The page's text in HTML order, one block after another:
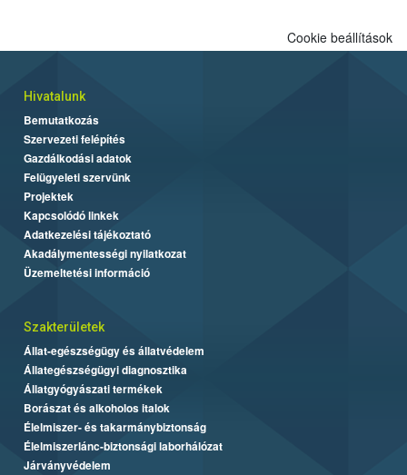
Cookie beállítások
Hivatalunk
Bemutatkozás
Szervezeti felépítés
Gazdálkodási adatok
Felügyeleti szervünk
Projektek
Kapcsolódó linkek
Adatkezelési tájékoztató
Akadálymentességi nyilatkozat
Üzemeltetési információ
Szakterületek
Állat-egészségügy és állatvédelem
Állategészségügyi diagnosztika
Állatgyógyászati termékek
Borászat és alkoholos italok
Élelmiszer- és takarmánybiztonság
Élelmiszerlánc-biztonsági laborhálózat
Járványvédelem